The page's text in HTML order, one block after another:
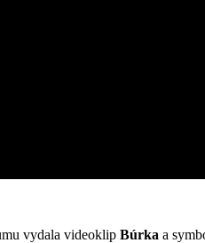
vydala videoklip Búrka a